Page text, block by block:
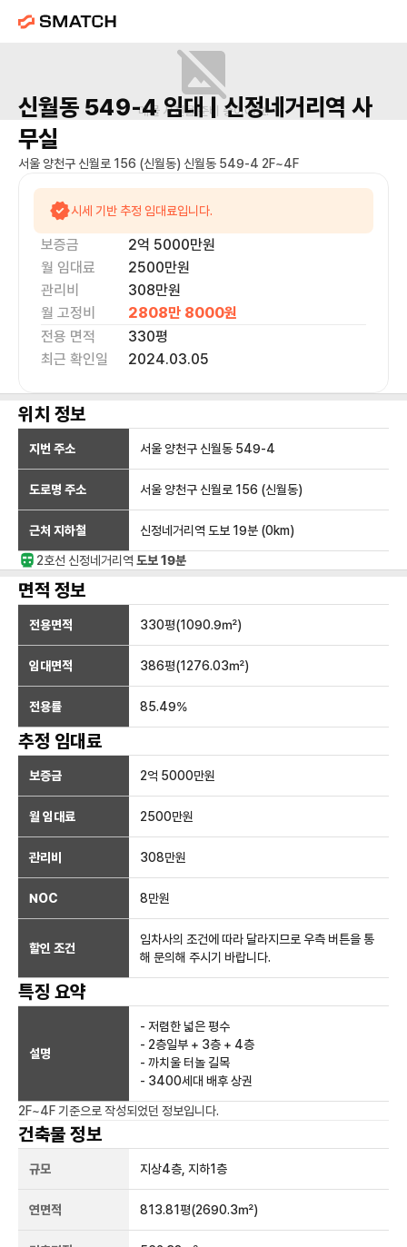
매물 사진을 준비 중이에요.
신월동 549-4임대 | 신정네거리역 사
무실
서울 양천구 신월로 156 (신월동) 신월동 549-4 2F~4F
시세 기반 추정 임대료입니다.
보증금 2억 5000만원
월 임대료
2500만원
관리비
308만원
월 고정비
2808만 8000원
전용 면적
330평
최근 확인일
2024.03.05
위치 정보
지번 주소 서울 양천구 신월동 549-4
도로명 주소 서울 양천구 신월로 156 (신월동)
근처 지하철 신정네거리역 도보 19분 (0km)
2호선 신정네거리 역 도보 19분
면적 정보
전용면적 330평(1090.9㎡)
임대면적 386평(1276.03㎡)
전용률 85.49%
추정 임대료
보증금 2억 5000만원
월 임대료 2500만원
관리비 308만원
NOC 8만원
할인 조건
임차사의 조건에 따라 달라지므로 우측 버튼을 통
해 문의해 주시기 바랍니다.
특징 요약
설명
- 저렴한 넓은 평수
- 2층일부 + 3층 + 4층
- 까치울 터놀 길목
- 3400세대 배후 상권
2F~4F 기준으로 작성되었던 정보입니다.
건축물 정보
규모 지상4층, 지하1층
연면적 813.81평(2690.3㎡)